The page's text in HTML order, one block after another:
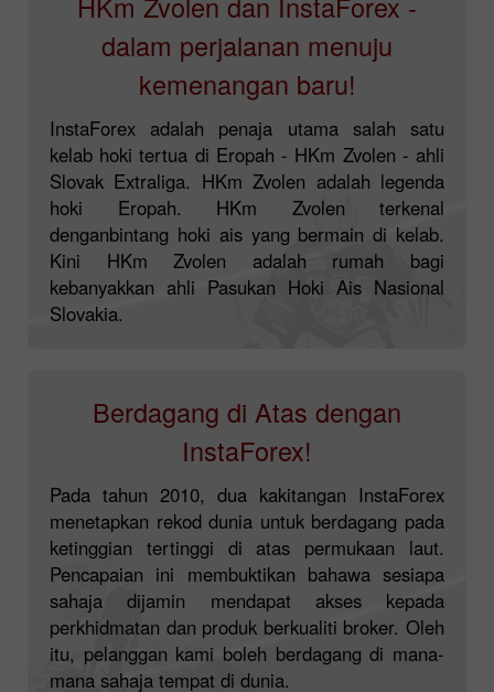
dalam perjalanan menuju
kemenangan baru!
InstaForex adalah penaja utama salah satu
kelab hoki tertua di Eropah - HKm Zvolen - ahli
Slovak Extraliga. HKm Zvolen adalah legenda
hoki Eropah. HKm Zvolen terkenal
denganbintang hoki ais yang bermain di kelab.
Kini HKm Zvolen adalah rumah bagi
kebanyakkan ahli Pasukan Hoki Ais Nasional
Slovakia.
Berdagang di Atas dengan
InstaForex!
Pada tahun 2010, dua kakitangan InstaForex
menetapkan rekod dunia untuk berdagang pada
ketinggian tertinggi di atas permukaan laut.
Pencapaian ini membuktikan bahawa sesiapa
sahaja dijamin mendapat akses kepada
perkhidmatan dan produk berkualiti broker. Oleh
itu, pelanggan kami boleh berdagang di mana-
mana sahaja tempat di dunia.